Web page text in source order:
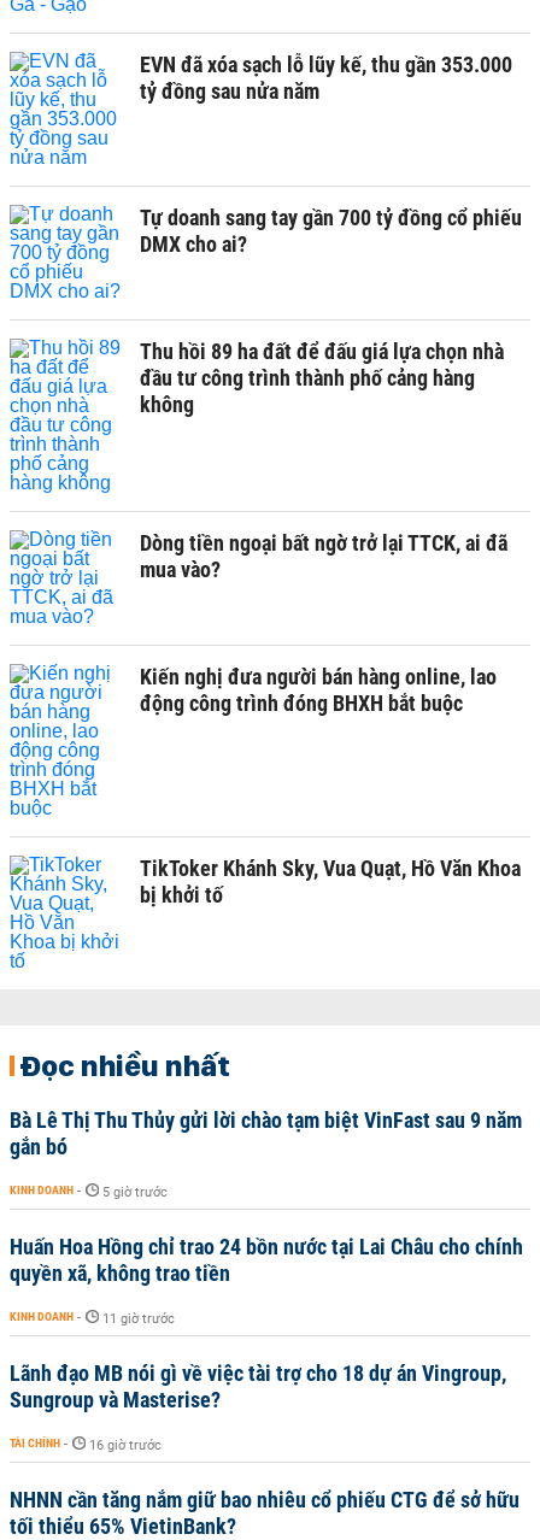
EVN đã xóa sạch lỗ lũy kế, thu gần 353.000
tỷ đồng sau nửa năm
Tự doanh sang tay gần 700 tỷ đồng cổ phiếu
DMX cho ai?
Thu hồi 89 ha đất để đấu giá lựa chọn nhà
đầu tư công trình thành phố cảng hàng
không
Dòng tiền ngoại bất ngờ trở lại TTCK, ai đã
mua vào?
Kiến nghị đưa người bán hàng online, lao
động công trình đóng BHXH bắt buộc
TikToker Khánh Sky, Vua Quạt, Hồ Văn Khoa
bị khởi tố
Đọc nhiều nhất
Bà Lê Thị Thu Thủy gửi lời chào tạm biệt VinFast sau 9 năm
gắn bó
KINH DOANH - 5 giờ trước
Huấn Hoa Hồng chỉ trao 24 bồn nước tại Lai Châu cho chính
quyền xã, không trao tiền
KINH DOANH - 11 giờ trước
Lãnh đạo MB nói gì về việc tài trợ cho 18 dự án Vingroup,
Sungroup và Masterise?
TÀI CHÍNH - 16 giờ trước
NHNN cần tăng nắm giữ bao nhiêu cổ phiếu CTG để sở hữu
tối thiểu 65% VietinBank?